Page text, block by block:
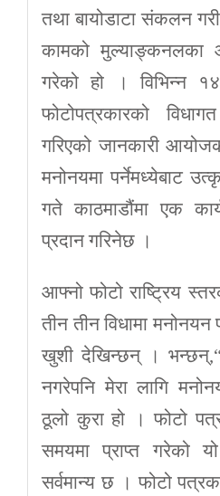
तथा बायोडाटा संकलन
कामको मुल्याङ्कनलका
गरेको हो । विभिन्न १४
फोटोपत्रकारको
गरिएको जानकारी
मनोनयमा पर्नेमध्येबाट
गते काठमाडौंमा एक
प्रदान गरिनेछ ।
आफ्नो फोटो राष्ट्रिय
तीन तीन विधामा मनोनयन
खुशी देखिन्छन् ।
नगरेपनि मेरा लागि
ठूलो कुरा हो । फोटो
समयमा प्राप्त गरेको
सर्वमान्य छ । फोटो